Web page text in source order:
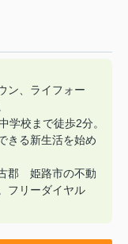
ン、ライフォー
学校まで徒歩2分。
きる新生活を始め
郡 姫路市の不動
リーダイヤル